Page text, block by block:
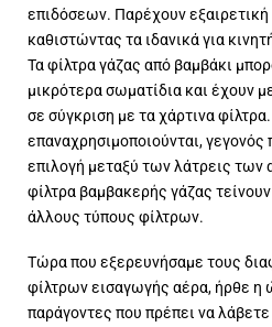
επιδόσεων. Παρέχουν εξαιρετική
καθιστώντας τα ιδανικά για
Τα φίλτρα γάζας από βαμβάκι
μικρότερα σωματίδια και έχουν
σε σύγκριση με τα χάρτινα
επαναχρησιμοποιούνται,
επιλογή μεταξύ των λάτρεις των
φίλτρα βαμβακερής γάζας
άλλους τύπους φίλτρων.
Τώρα που εξερευνήσαμε τους
φίλτρων εισαγωγής αέρα, ήρθε η
παράγοντες που πρέπει να